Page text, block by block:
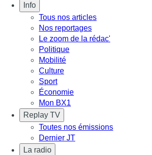
Info
Tous nos articles
Nos reportages
Le zoom de la rédac'
Politique
Mobilité
Culture
Sport
Économie
Mon BX1
Replay TV
Toutes nos émissions
Dernier JT
La radio